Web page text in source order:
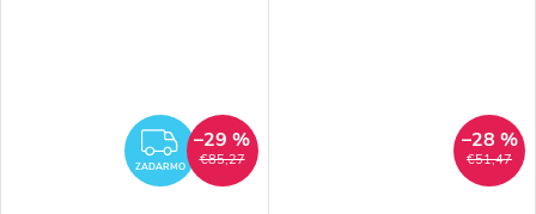
ZADARMO
ZADARMO €85,27
–29 %
€51,47
–28 %